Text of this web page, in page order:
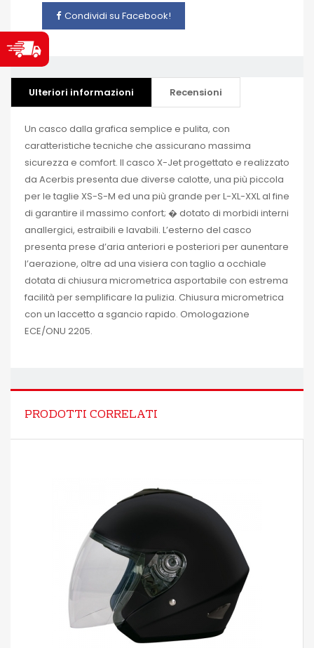
Condividi su Facebook!
Ulteriori informazioni Recensioni
Un casco dalla grafica semplice e pulita, con
caratteristiche tecniche che assicurano massima
sicurezza e comfort. Il casco X-Jet progettato e realizzato
da Acerbis presenta due diverse calotte, una più piccola
per le taglie XS-S-M ed una più grande per L-XL-XXL al fine
di garantire il massimo confort; � dotato di morbidi interni
anallergici, estraibili e lavabili. L’esterno del casco
presenta prese d’aria anteriori e posteriori per aunentare
l’aerazione, oltre ad una visiera con taglio a occhiale
dotata di chiusura micrometrica asportabile con estrema
facilità per semplificare la pulizia. Chiusura micrometrica
con un laccetto a sgancio rapido. Omologazione
ECE/ONU 2205.
PRODOTTI CORRELATI